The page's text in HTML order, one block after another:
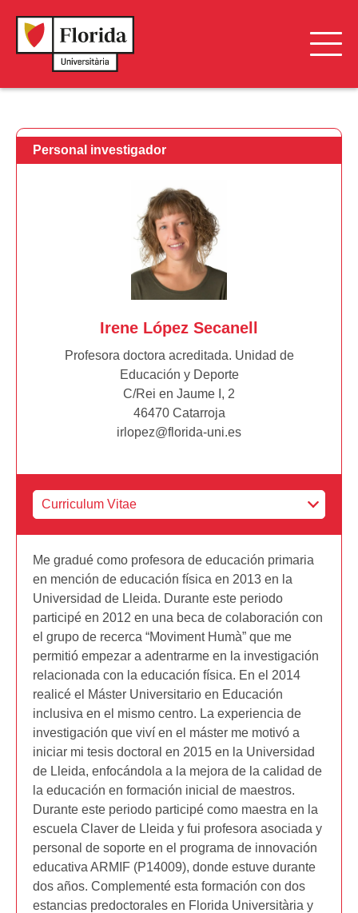
Personal investigador
Irene López Secanell
Profesora doctora acreditada. Unidad de
Educación y Deporte
C/Rei en Jaume I, 2
46470 Catarroja
irlopez@florida-uni.es
Me gradué como profesora de educación primaria
en mención de educación física en 2013 en la
Universidad de Lleida. Durante este periodo
participé en 2012 en una beca de colaboración con
el grupo de recerca “Moviment Humà” que me
permitió empezar a adentrarme en la investigación
relacionada con la educación física. En el 2014
realicé el Máster Universitario en Educación
inclusiva en el mismo centro. La experiencia de
investigación que viví en el máster me motivó a
iniciar mi tesis doctoral en 2015 en la Universidad
de Lleida, enfocándola a la mejora de la calidad de
la educación en formación inicial de maestros.
Durante este periodo participé como maestra en la
escuela Claver de Lleida y fui profesora asociada y
personal de soporte en el programa de innovación
educativa ARMIF (P14009), donde estuve durante
dos años. Complementé esta formación con dos
estancias predoctorales en Florida Universitària y